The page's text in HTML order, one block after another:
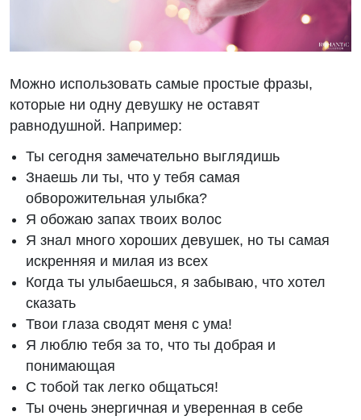
Можно использовать самые простые фразы,
которые ни одну девушку не оставят
равнодушной. Например:
Ты сегодня замечательно выглядишь
Знаешь ли ты, что у тебя самая
обворожительная улыбка?
Я обожаю запах твоих волос
Я знал много хороших девушек, но ты самая
искренняя и милая из всех
Когда ты улыбаешься, я забываю, что хотел
сказать
Твои глаза сводят меня с ума!
Я люблю тебя за то, что ты добрая и
понимающая
С тобой так легко общаться!
Ты очень энергичная и уверенная в себе